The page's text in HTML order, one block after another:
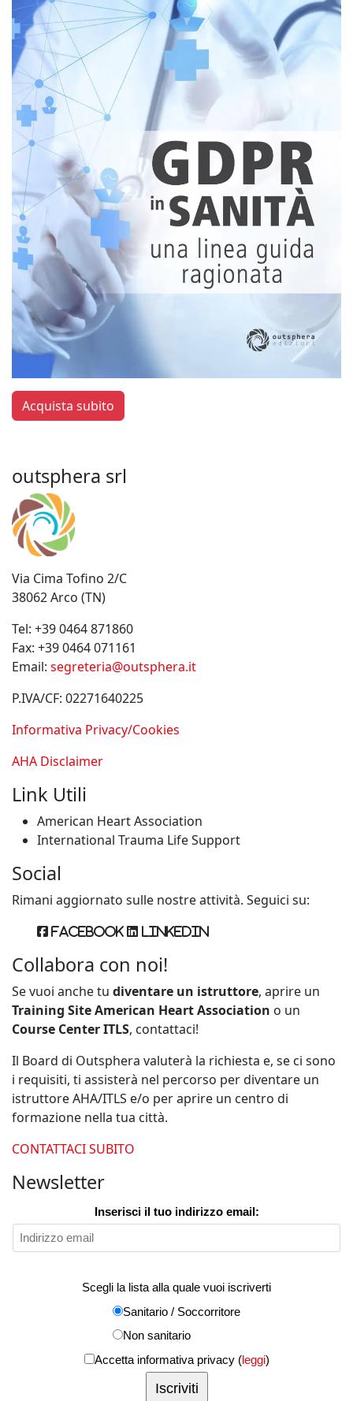
Acquista subito
outsphera srl
Via Cima Tofino 2/C
38062 Arco (TN)
Tel: +39 0464 871860
Fax: +39 0464 071161
Email: segreteria@outsphera.it
P.IVA/CF: 02271640225
Informativa Privacy/Cookies
AHA Disclaimer
Link Utili
American Heart Association
International Trauma Life Support
Social
Rimani aggiornato sulle nostre attività. Seguici su:
Facebook Linkedin
Collabora con noi!
Se vuoi anche tu diventare un istruttore, aprire un
Training Site American Heart Association o un
Course Center ITLS, contattaci!
Il Board di Outsphera valuterà la richiesta e, se ci sono
i requisiti, ti assisterà nel percorso per diventare un
istruttore AHA/ITLS e/o per aprire un centro di
formazione nella tua città.
CONTATTACI SUBITO
Newsletter
Inserisci il tuo indirizzo email:
Scegli la lista alla quale vuoi iscriverti
Sanitario / Soccorritore
Non sanitario
Accetta informativa privacy (leggi)